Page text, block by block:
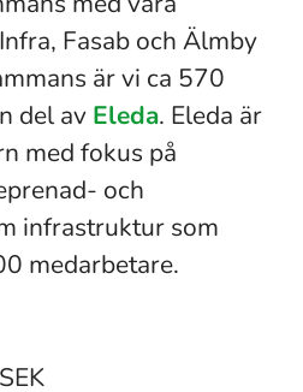
Fasab och Älmby
är vi ca 570
del av Eleda. Eleda är
med fokus på
och
infrastruktur som
medarbetare.